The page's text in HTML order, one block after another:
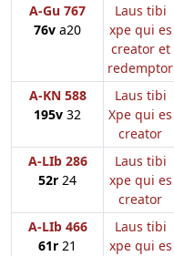
A-Gu 767
76v a20
Laus tibi
xpe qui es
creator et
redemptor
A-KN 588
195v 32
Laus tibi
Xpe qui es
creator
A-LIb 286
52r 24
Laus tibi
xpe qui es
creator
A-LIb 466
61r 21
Laus tibi
xpe qui es